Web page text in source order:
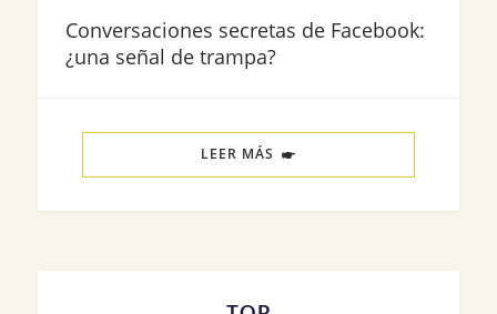
Conversaciones secretas de Facebook:
¿una señal de trampa?
LEER MÁS